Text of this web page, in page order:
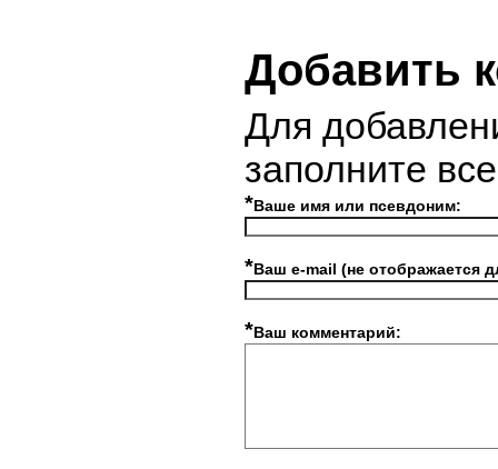
Добавить
Для
заполните
*Ваше имя или псевдоним:
*Ваш e-mail (не отображается
*Ваш комментарий: